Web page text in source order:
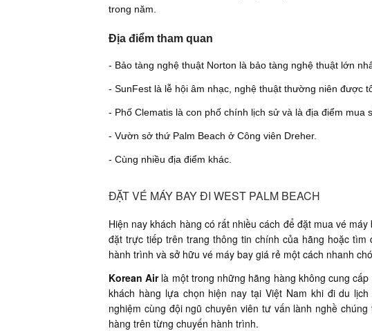
trong năm.
Địa điểm tham quan
- Bảo tàng nghệ thuật Norton là bảo tàng nghệ thuật lớn
- SunFest là lễ hội âm nhạc, nghệ thuật thường niên được
- Phố Clematis là con phố chính lịch sử và là địa điểm mua
- Vườn sở thứ Palm Beach ở Công viên Dreher.
- Cùng nhiều địa điểm khác.
ĐẶT VÉ MÁY BAY ĐI WEST PALM BEACH
Hiện nay khách hàng có rất nhiều cách để đặt mua vé
đặt trực tiếp trên trang thông tin chính của hãng hoặc
hành trình và sở hữu vé máy bay giá rẻ một cách nhanh
Korean Airlà một trong những hãng hàng không cung
khách hàng lựa chọn hiện nay tại Việt Nam khi đi du
nghiệm cùng đội ngũ chuyên viên tư vấn lành nghề
hàng trên từng chuyến hành trình.